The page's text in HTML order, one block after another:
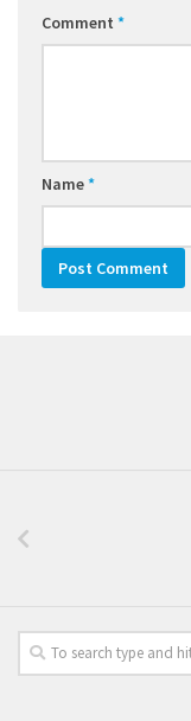
Comment *
Name*